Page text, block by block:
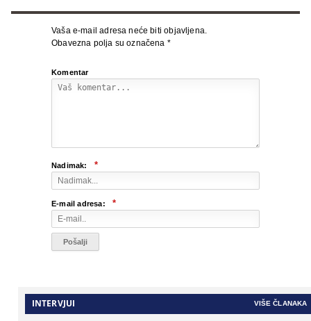
Vaša e-mail adresa neće biti objavljena.
Obavezna polja su označena *
Komentar
Nadimak: *
E-mail adresa: *
INTERVJUI VIŠE ČLANAKA